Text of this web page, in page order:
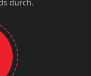
durch.